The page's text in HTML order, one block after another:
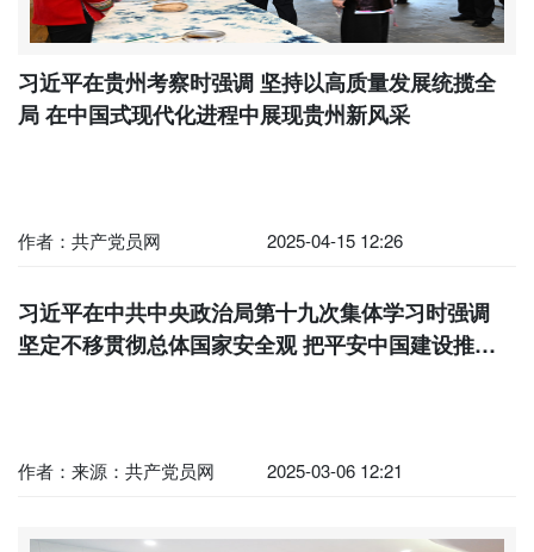
习近平在贵州考察时强调 坚持以高质量发展统揽全
局 在中国式现代化进程中展现贵州新风采
作者：共产党员网 2025-04-15 12:26
习近平在中共中央政治局第十九次集体学习时强调
坚定不移贯彻总体国家安全观 把平安中国建设推向
作者：来源：共产党员网 2025-03-06 12:21